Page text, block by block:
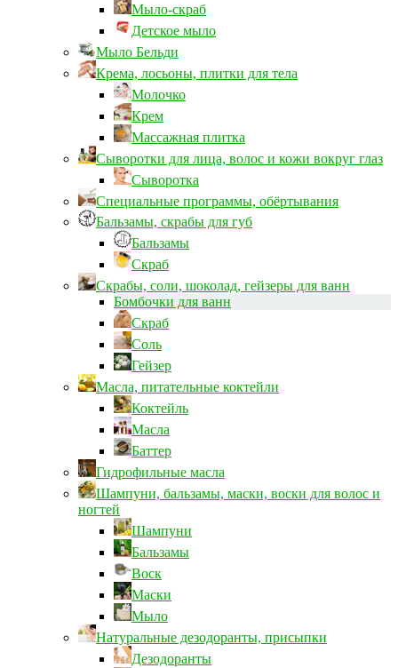
Мыло-скраб
Детское мыло
Мыло Бельди
Крема, лосьоны, плитки для тела
Молочко
Крем
Массажная плитка
Сыворотки для лица, волос и кожи вокруг глаз
Сыворотка
Специальные программы, обёртывания
Бальзамы, скрабы для губ
Бальзамы
Скраб
Скрабы, соли, шоколад, гейзеры для ванн
Бомбочки для ванн
Скраб
Соль
Гейзер
Масла, питательные коктейли
Коктейль
Масла
Баттер
Гидрофильные масла
Шампуни, бальзамы, маски, воски для волос и
ногтей
Шампуни
Бальзамы
Воск
Маски
Мыло
Натуральные дезодоранты, присыпки
Дезодоранты